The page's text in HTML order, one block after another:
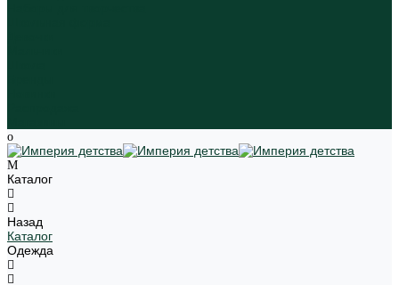
Каталог
Назад
Каталог
Одежда